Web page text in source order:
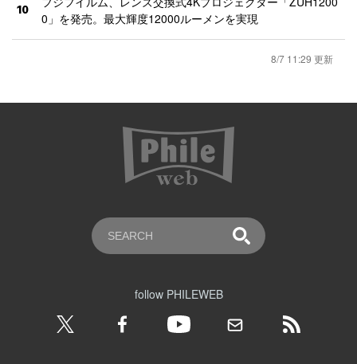
10
0」を発売。最大輝度12000ルーメンを実現
8/7 11:29 更新
follow PHILEWEB